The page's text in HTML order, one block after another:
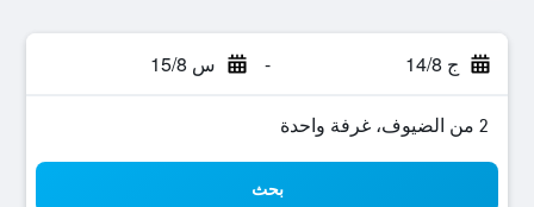
ج 14/8 - س 15/8
2 من الضيوف، غرفة واحدة
بحث